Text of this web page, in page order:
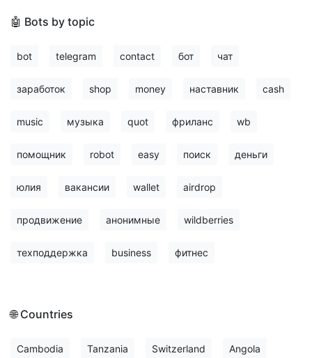
🤖 Bots by topic
bot telegram contact бот чат
заработок shop money наставник cash
music музыка quot фриланс wb
помощник robot easy поиск деньги
юлия вакансии wallet airdrop
продвижение анонимные wildberries
техподдержка business фитнес
🌐 Countries
Cambodia Tanzania Switzerland Angola